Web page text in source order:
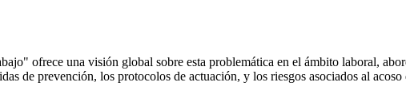
ofrece una visión global sobre esta problemática en el ámbito laboral,
de prevención, los protocolos de actuación, y los riesgos asociados al